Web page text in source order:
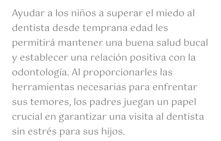
Ayudar a los niños a superar el miedo al
dentista desde temprana edad les
permitirá mantener una buena salud bucal
y establecer una relación positiva con la
odontología. Al proporcionarles las
herramientas necesarias para enfrentar
sus temores, los padres juegan un papel
crucial en garantizar una visita al dentista
sin estrés para sus hijos.